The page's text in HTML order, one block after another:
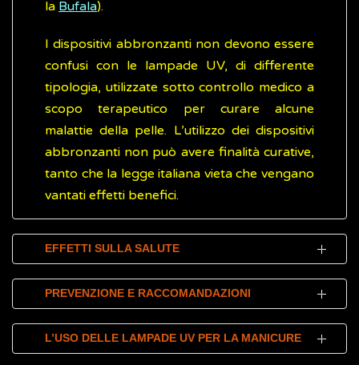
la Bufala).
I dispositivi abbronzanti non devono essere
confusi con le lampade UV, di differente
tipologia, utilizzate sotto controllo medico a
scopo terapeutico per curare alcune
malattie della pelle. L’utilizzo dei dispositivi
abbronzanti non può avere finalità curative,
tanto che la legge italiana vieta che vengano
vantati effetti benefici.
EFFETTI SULLA SALUTE
La radiazione ultravioletta (UVA e UVB) sia
naturale (raggi del sole), sia artificiale
(dispositivi abbronzanti e lampade UV per
altri usi estetici) può invecchiare la pelle
PREVENZIONE E RACCOMANDAZIONI
Utilizzare un dispositivo per l’abbronzatura
artificiale non è più sicuro di esporsi al sole,
L’USO DELLE LAMPADE UV PER LA MANICURE